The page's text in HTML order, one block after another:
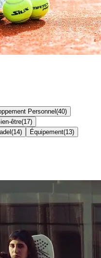
Personnel (40)
être(17)
(14) Équipement(13)